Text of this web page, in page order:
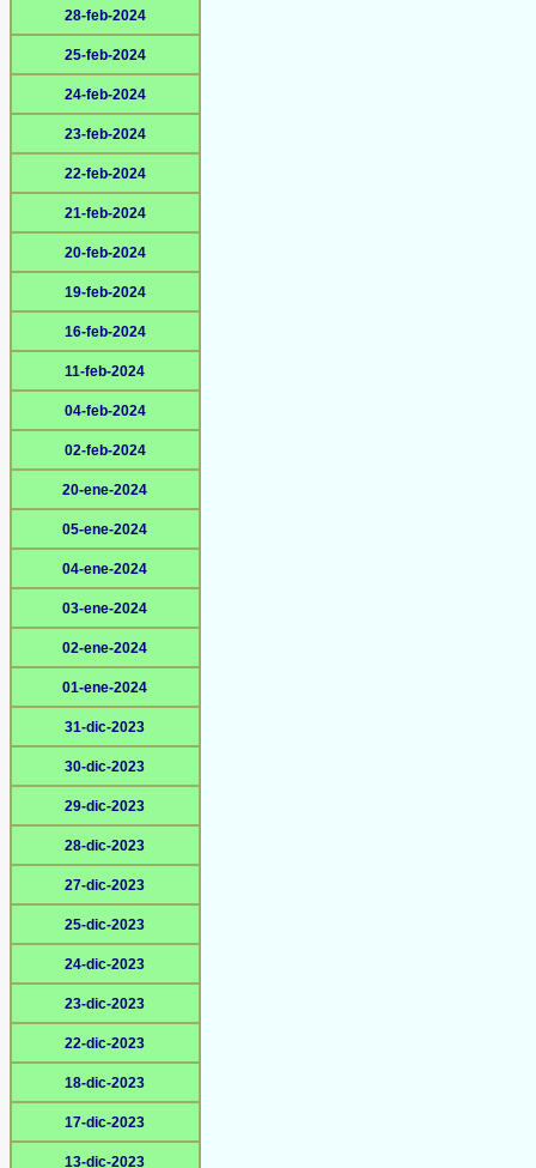
28-feb-2024
25-feb-2024
24-feb-2024
23-feb-2024
22-feb-2024
21-feb-2024
20-feb-2024
19-feb-2024
16-feb-2024
11-feb-2024
04-feb-2024
02-feb-2024
20-ene-2024
05-ene-2024
04-ene-2024
03-ene-2024
02-ene-2024
01-ene-2024
31-dic-2023
30-dic-2023
29-dic-2023
28-dic-2023
27-dic-2023
25-dic-2023
24-dic-2023
23-dic-2023
22-dic-2023
18-dic-2023
17-dic-2023
13-dic-2023